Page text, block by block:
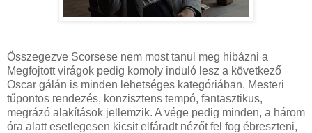
Összegezve Scorsese nem most tanul meg hibázni a
Megfojtott virágok pedig komoly induló lesz a következő
Oscar gálán is minden lehetséges kategóriában. Mesteri
tűpontos rendezés, konzisztens tempó, fantasztikus,
megrázó alakítások jellemzik. A vége pedig minden, a három
óra alatt esetlegesen kicsit elfáradt nézőt fel fog ébreszteni,